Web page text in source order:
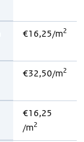
€16,25/m2
€32,50/m2
€16,25
/m2